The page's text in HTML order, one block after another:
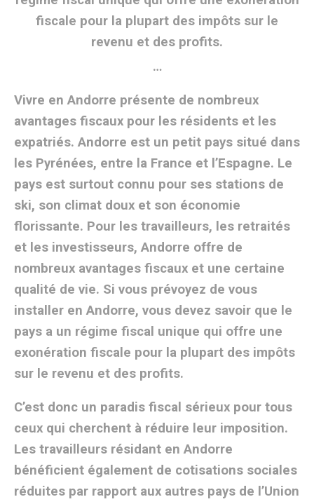
…
Vivre en Andorre présente de nombreux
avantages fiscaux pour les résidents et les
expatriés. Andorre est un petit pays situé dans
les Pyrénées, entre la France et l’Espagne. Le
pays est surtout connu pour ses stations de
ski, son climat doux et son économie
florissante. Pour les travailleurs, les retraités
et les investisseurs, Andorre offre de
nombreux avantages fiscaux et une certaine
qualité de vie. Si vous prévoyez de vous
installer en Andorre, vous devez savoir que le
pays a un régime fiscal unique qui offre une
exonération fiscale pour la plupart des impôts
sur le revenu et des profits.
C’est donc un paradis fiscal sérieux pour tous
ceux qui cherchent à réduire leur imposition.
Les travailleurs résidant en Andorre
bénéficient également de cotisations sociales
réduites par rapport aux autres pays de l’Union